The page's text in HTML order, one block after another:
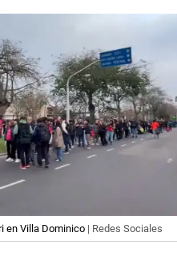
en Villa Dominico | Redes Sociales